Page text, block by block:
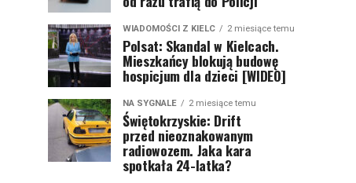
WIADOMOŚCI Z KIELC 2 miesiące temu
Polsat: Skandal w Kielcach.
Mieszkańcy blokują budowę
hospicjum dla dzieci [WIDEO]
NA SYGNALE 2 miesiące temu
Świętokrzyskie: Drift
przed nieoznakowanym
radiowozem. Jaka kara
spotkała 24-latka?